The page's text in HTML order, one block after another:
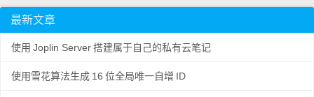
最新文章
使用 Joplin Server搭建属于自己的私有云笔记
使用雪花算法生成 16 位全局唯一自增 ID